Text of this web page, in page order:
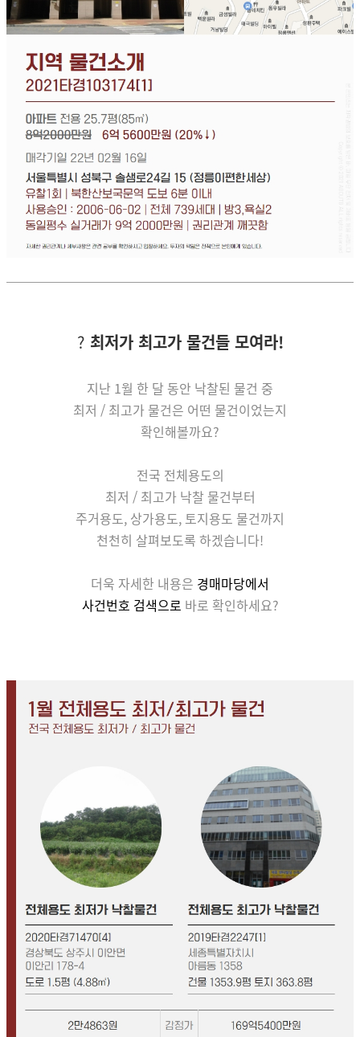
? 최저가 최고가 물건들 모여라!
지난 1월 한 달 동안 낙찰된 물건 중
최저 / 최고가 물건은 어떤 물건이었는지
확인해볼까요?
전국 전체용도의
최저 / 최고가 낙찰 물건부터
주거용도, 상가용도, 토지용도 물건까지
천천히 살펴보도록 하겠습니다!
더욱 자세한 내용은 경매마당에서
사건번호 검색으로 바로 확인하세요?